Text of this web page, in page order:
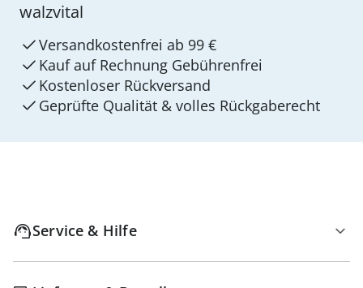
walzvital
Versandkostenfrei ab 99 €
Kauf auf Rechnung Gebührenfrei
Kostenloser Rückversand
Geprüfte Qualität & volles Rückgaberecht
Service & Hilfe